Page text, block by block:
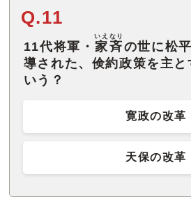
Q.11
11代将軍・ 家斉
いえなり
の世に松
導された、倹約政策を主と
いう？
寛政の改革
天保の改革